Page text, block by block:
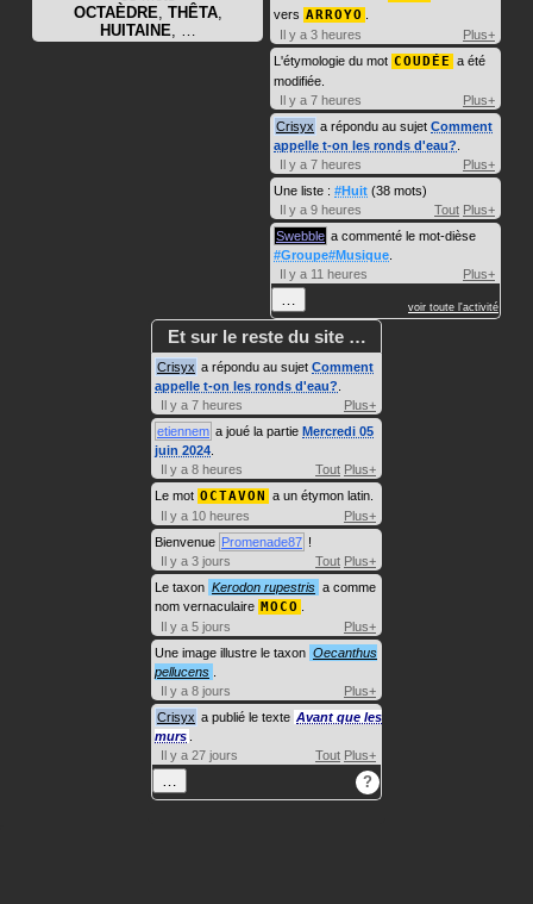
OCTAÈDRE, THÊTA,
HUITAINE, …
vers ARROYO
Il y a 3 heures
Plus+
L'étymologie du mot COUDÉE a été
modifiée.
Il y a 7 heures
Plus+
Crisyx a répondu au sujet Comment
appelle t-on les ronds d'eau?
Il y a 7 heures
Plus+
Une liste : #Huit (38 mots)
Il y a 9 heures
Tout Plus+
Swebble a commenté le mot-dièse
#Groupe#Musique
Il y a 11 heures
Plus+
… voir toute l'activité
Et sur le reste du site …
Crisyx a répondu au sujet Comment
appelle t-on les ronds d'eau?
Il y a 7 heures
Plus+
etiennem a joué la partie Mercredi 05
juin 2024
Il y a 8 heures
Tout Plus+
Le mot OCTAVON a un étymon latin.
Il y a 10 heures
Plus+
Bienvenue Promenade87 !
Il y a 3 jours
Tout Plus+
Le taxon Kerodon rupestris a comme
nom vernaculaire MOCO
Il y a 5 jours
Plus+
Une image illustre le taxon Oecanthus
pellucens
Il y a 8 jours
Plus+
Crisyx a publié le texte Avant que les
murs
Il y a 27 jours
Tout Plus+
… ?